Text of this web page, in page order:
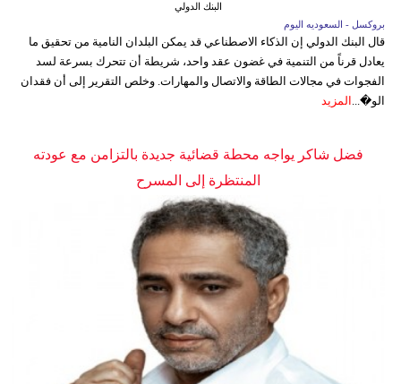
البنك الدولي
بروكسل - السعوديه اليوم
قال البنك الدولي إن الذكاء الاصطناعي قد يمكن البلدان النامية من تحقيق ما
يعادل قرناً من التنمية في غضون عقد واحد، شريطة أن تتحرك بسرعة لسد
الفجوات في مجالات الطاقة والاتصال والمهارات. وخلص التقرير إلى أن فقدان
الو�... المزيد
فضل شاكر يواجه محطة قضائية جديدة بالتزامن مع عودته
المنتظرة إلى المسرح